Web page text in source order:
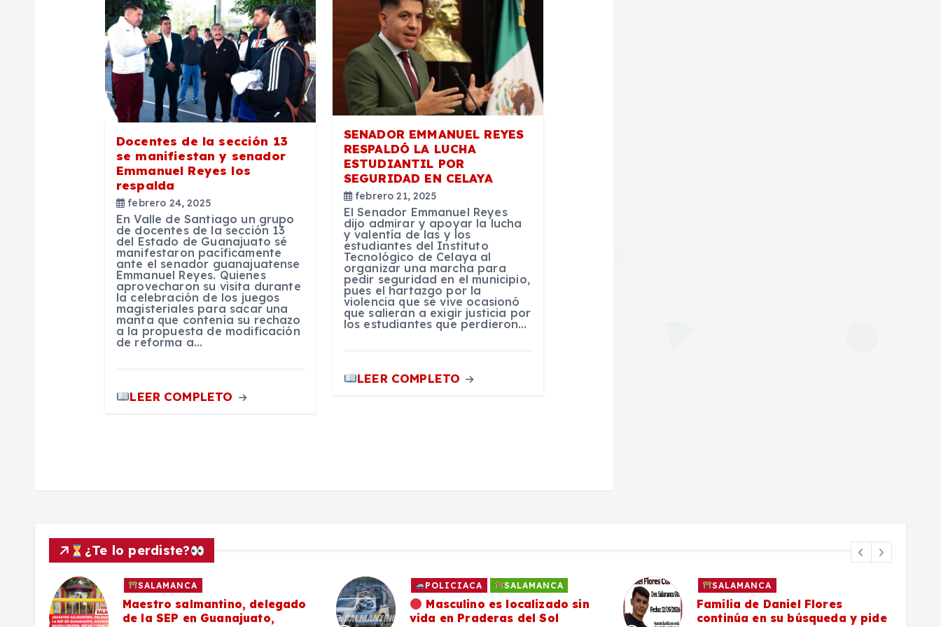
a
s
Docentes de la sección 13
se manifiestan y senador
Emmanuel Reyes los
respalda
febrero 24, 2025
En Valle de Santiago un grupo
de docentes de la sección 13
del Estado de Guanajuato sé
manifestaron pacíficamente
ante el senador guanajuatense
Emmanuel Reyes. Quienes
aprovecharon su visita durante
la celebración de los juegos
magisteriales para sacar una
manta que contenía su rechazo
a la propuesta de modificación
de reforma a…
LEER COMPLETO
SENADOR EMMANUEL REYES
RESPALDÓ LA LUCHA
ESTUDIANTIL POR
SEGURIDAD EN CELAYA
febrero 21, 2025
El Senador Emmanuel Reyes
dijo admirar y apoyar la lucha
y valentía de las y los
estudiantes del Instituto
Tecnológico de Celaya al
organizar una marcha para
pedir seguridad en el municipio,
pues el hartazgo por la
violencia que se vive ocasionó
que salieran a exigir justicia por
los estudiantes que perdieron…
LEER COMPLETO
¿Te lo perdiste?
SALAMANCA
Maestro salmantino, delegado
de la SEP en Guanajuato,
POLICIACA SALAMANCA
Masculino es localizado sin
vida en Praderas del Sol
SALAMANCA
Familia de Daniel Flores
continúa en su búsqueda y pide